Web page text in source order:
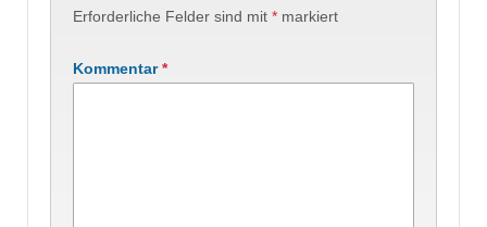
Erforderliche Felder sind mit * markiert
Kommentar*